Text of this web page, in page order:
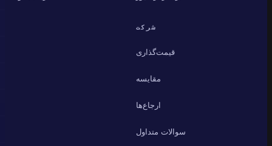
شرکت
قیمت‌گذاری
مقایسه
ارجاع‌ها
سوالات متداول